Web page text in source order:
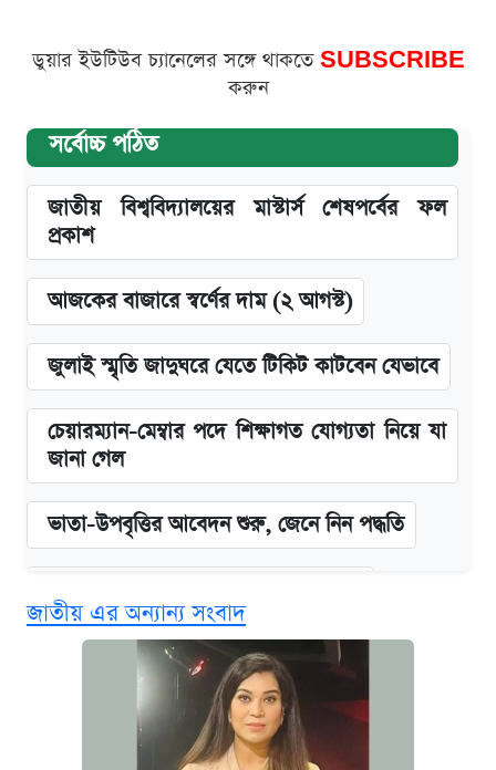
ডুয়ার ইউটিউব চ্যানেলের সঙ্গে থাকতে SUBSCRIBE
করুন
সর্বোচ্চ পঠিত
জাতীয় বিশ্ববিদ্যালয়ের মাস্টার্স শেষপর্বের ফল
প্রকাশ
আজকের বাজারে স্বর্ণের দাম (২ আগস্ট)
জুলাই স্মৃতি জাদুঘরে যেতে টিকিট কাটবেন যেভাবে
চেয়ারম্যান-মেম্বার পদে শিক্ষাগত যোগ্যতা নিয়ে যা
জানা গেল
ভাতা-উপবৃত্তির আবেদন শুরু, জেনে নিন পদ্ধতি
‘গুলশানের চামেলি’ তে যৌনকর্মীর দালাল অ্যাডলফ
আজ শুক্রবার রাজধানীর যেসব মার্কেট-দোকানপাট
জাতীয় এর অন্যান্য সংবাদ